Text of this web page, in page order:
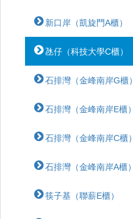
新口岸（凱旋門A櫃）
氹仔（科技大學C櫃）
石排灣（金峰南岸G櫃）
石排灣（金峰南岸E櫃）
石排灣（金峰南岸C櫃）
石排灣（金峰南岸A櫃）
筷子基（聯薪E櫃）